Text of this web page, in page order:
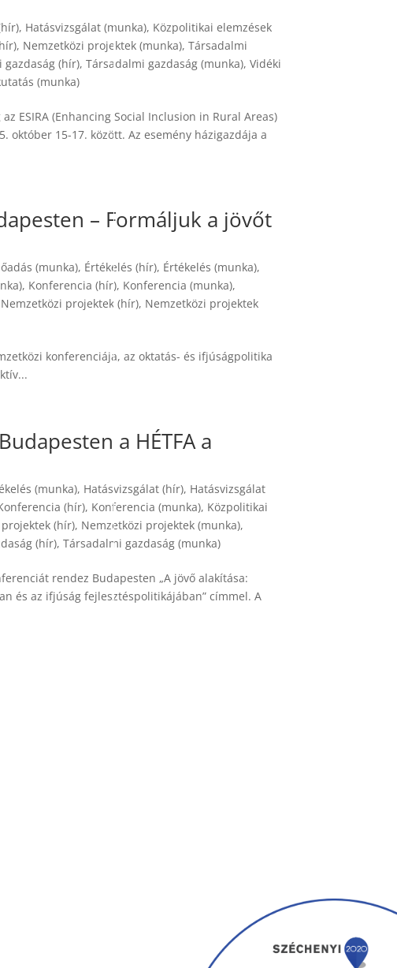
, Hatásvizsgálat (munka), Közpolitikai elemzések
, Nemzetközi projektek (munka),Társadalmi
gazdaság (hír),Társadalmi gazdaság (munka),Vidéki
(munka)
ESIRA (Enhancing Social Inclusion in Rural Areas)
október 15-17. között. Az esemény házigazdája a
– Formáljuk a jövőt
(munka), Értékelés (hír), Értékelés (munka),
, Konferencia (hír), Konferencia (munka),
Nemzetközi projektek (hír), Nemzetközi projektek
konferenciája, az oktatás- és ifjúságpolitika
a HÉTFA a
(munka), Hatásvizsgálat (hír), Hatásvizsgálat
(hír), Konferencia (munka), Közpolitikai
(hír), Nemzetközi projektek (munka),
(hír),Társadalmi gazdaság (munka)
rendez Budapesten „A jövő alakítása:
és az ifjúság fejlesztéspolitikájában” címmel. A